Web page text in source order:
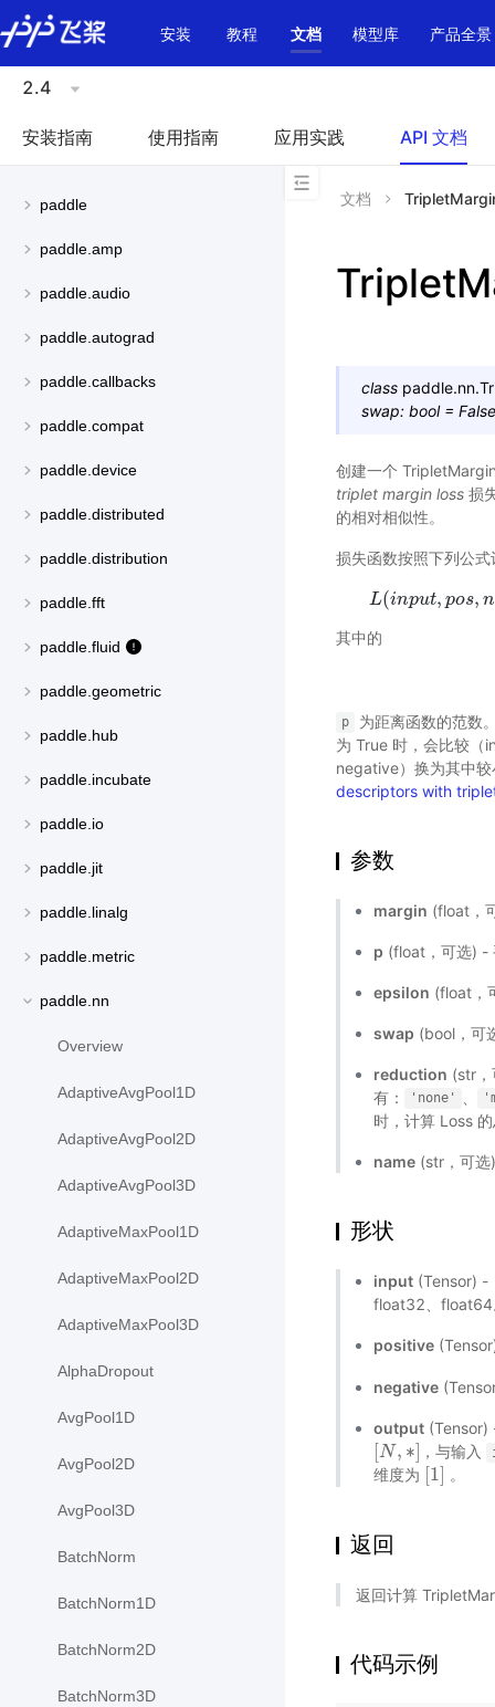
\u200E
安装
教程 文档 模型库 产品全景
2.4
安装指南 使用指南 应用实践 API 文档
paddle
paddle.amp
paddle.audio
paddle.autograd
paddle.callbacks
paddle.compat
paddle.device
paddle.distributed
paddle.distribution
paddle.fft
paddle.fluid
paddle.geometric
paddle.hub
paddle.incubate
paddle.io
paddle.jit
paddle.linalg
paddle.metric
paddle.nn
Overview
AdaptiveAvgPool1D
AdaptiveAvgPool2D
AdaptiveAvgPool3D
AdaptiveMaxPool1D
AdaptiveMaxPool2D
AdaptiveMaxPool3D
AlphaDropout
AvgPool1D
AvgPool2D
AvgPool3D
BatchNorm
BatchNorm1D
BatchNorm2D
BatchNorm3D
文档
class paddle.nn.
swap: bool = False
创建一个
triplet margin loss 损
的相对相似性。
损失函数按照下列公式
L(input, pos, n
L(inpu
其中的
p
为距离函数的范数
为 True 时，会比较
negative）换为其中
descriptors with
参数
margin (float，
p (float，可选) -
epsilon (float，
swap (bool，可
reduction (str，
有：
'none'
时，计算 Loss
name (str，可
形状
input (Tensor) -
float32、float64
positive
negative
output (Tensor)
[N, ∗]
[N,∗] ，与输入
维度为 [1]
1 。
返回
返回计算
代码示例